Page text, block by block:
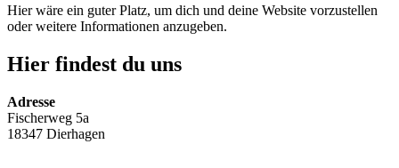
Hier wäre ein guter Platz, um dich und deine Website vorzustellen
oder weitere Informationen anzugeben.
Hier findest du uns
Adresse
Fischerweg 5a
18347 Dierhagen